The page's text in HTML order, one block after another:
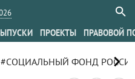
ПРОЕКТЫ ПРАВОВОЙ
#СОЦИАЛЬНЫЙ ФОНД chevron_right